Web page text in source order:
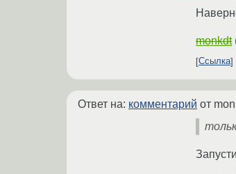
monkdt
Ссылка
Ответ на: комментарий от